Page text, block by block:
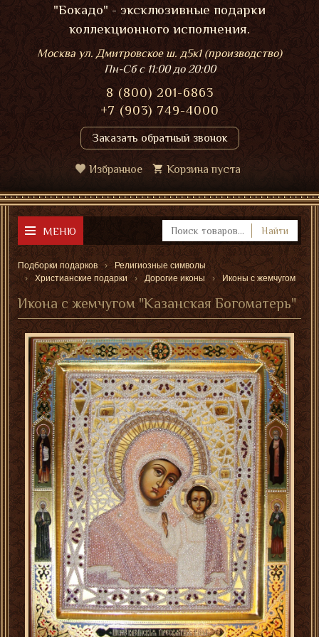
"Бокадо" - эксклюзивные подарки
коллекционного исполнения.
Москва ул. Дмитровское ш. д5к1 (производство)
Пн-Сбс 11:00 до 20:00
8 (800) 201-6863
+7 (903) 749-4000
Заказать обратный звонок
Избранное Корзина пуста
МЕНЮ Найти
Подборки подарков
Религиозные символы
Христианские подарки
Дорогие иконы Иконы с жемчугом
Икона с жемчугом "Казанская Богоматерь"